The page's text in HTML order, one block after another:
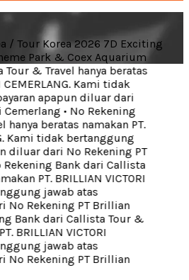
/ Tour Korea 2026 7D Exciting
Park & Coex Aquarium
& Travel hanya beratas
Kami tidak
apapun diluar dari
• No Rekening
beratas namakan PT.
Kami tidak bertanggung
dari No Rekening PT
Bank dari Callista
PT. BRILLIAN VICTORI
jawab atas
Rekening PT Brillian
Bank dari Callista Tour &
BRILLIAN VICTORI
jawab atas
Rekening PT Brillian